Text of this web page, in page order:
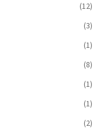
(12)
(3)
(1)
(8)
(1)
(1)
(2)